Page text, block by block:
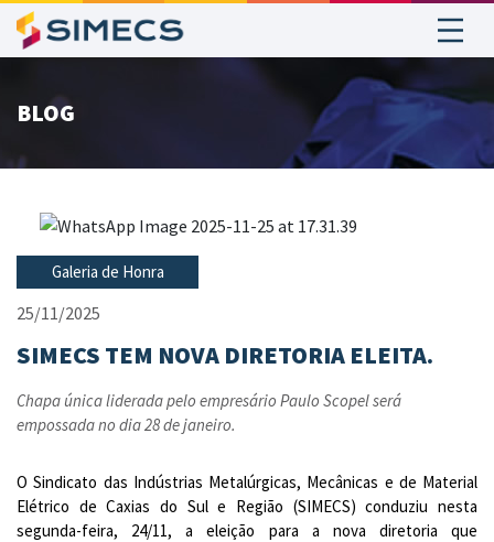
BLOG
Galeria de Honra
25/11/2025
SIMECS TEM NOVA DIRETORIA ELEITA.
Chapa única liderada pelo empresário Paulo Scopel será
empossada no dia 28 de janeiro.
O Sindicato das Indústrias Metalúrgicas, Mecânicas e de Material
Elétrico de Caxias do Sul e Região (SIMECS) conduziu nesta
segunda-feira, 24/11, a eleição para a nova diretoria que